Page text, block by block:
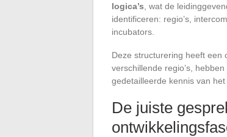
logica’s , wat de
identificeren: regio’s,
incubators.
Deze structurering heeft een
verschillende regio’s,
gedetailleerde kennis van
De juiste